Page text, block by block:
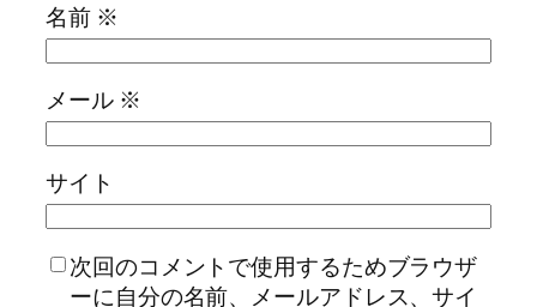
名前 ※
メール ※
サイト
次回のコメントで使用するためブラウザ
ーに自分の名前、メールアドレス、サイ